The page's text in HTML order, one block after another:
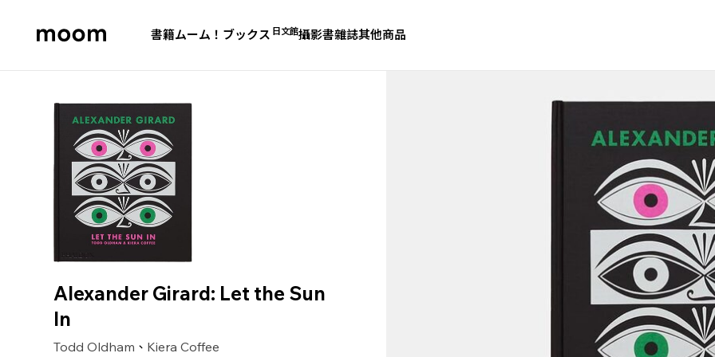
書籍ムーム！ブックス 日文館攝影書雜誌其他商品
Alexander Girard: Let the Sun
In
Todd Oldham 、 Kiera Coffee